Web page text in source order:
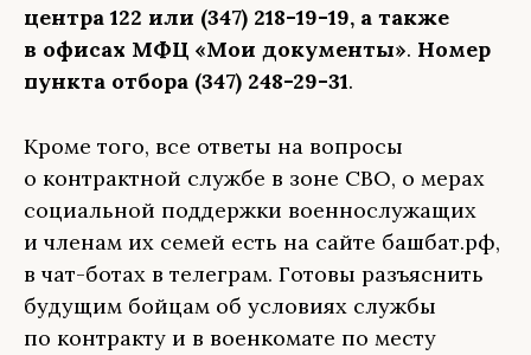
центра 122 или (347) 218-19-19, а также
в офисах МФЦ «Мои документы». Номер
пункта отбора (347) 248-29-31.
Кроме того, все ответы на вопросы
о контрактной службе в зоне СВО, о мерах
социальной поддержки военнослужащих
и членам их семей есть на сайте башбат.рф,
в чат-ботах в телеграм. Готовы разъяснить
будущим бойцам об условиях службы
по контракту и в военкомате по месту